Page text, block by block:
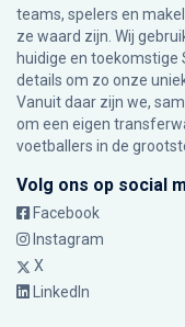
teams, spelers en
ze waard zijn. Wij
huidige en toekomstige
details om zo onze
Vanuit daar zijn we,
om een eigen
voetballers in de
Volg ons op social
Facebook
Instagram
X
LinkedIn